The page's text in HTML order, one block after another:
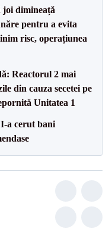
joi dimineață
pentru a evita
risc, operațiunea
Reactorul 2 mai
din cauza secetei pe
Unitatea 1
a cerut bani